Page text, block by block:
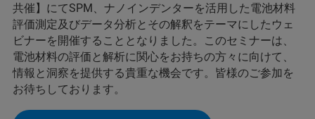
共催】にてSPM、ナノインデンターを活用した電池材料
評価測定及びデータ分析とその解釈をテーマにしたウェ
ビナーを開催することとなりました。このセミナーは、
電池材料の評価と解析に関心をお持ちの方々に向けて、
情報と洞察を提供する貴重な機会です。皆様のご参加を
お待ちしております。